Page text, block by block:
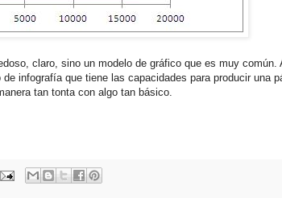
claro, sino un modelo de gráfico que es muy
infografía que tiene las capacidades para producir una
tan tonta con algo tan básico.